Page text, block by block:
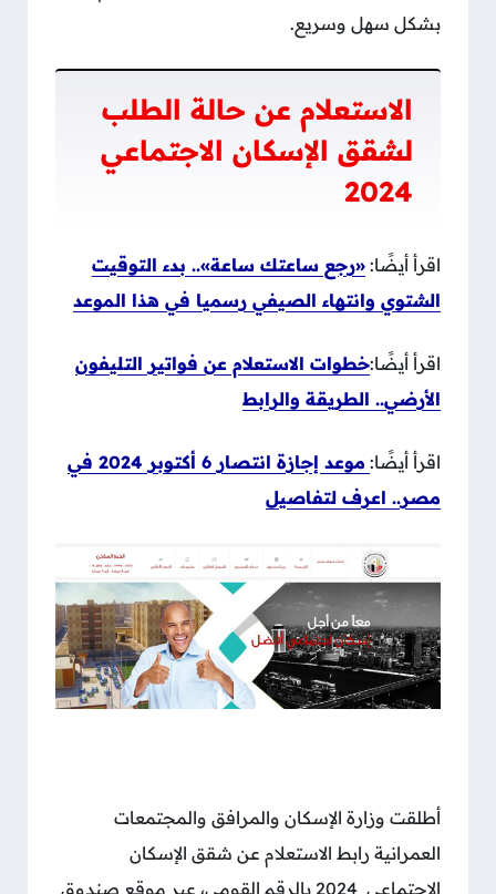
بشكل سهل وسريع.
الاستعلام عن حالة الطلب
لشقق الإسكان الاجتماعي
2024
اقرأ أيضًا: «رجع ساعتك ساعة».. بدء التوقيت
الشتوي وانتهاء الصيفي رسميا في هذا الموعد
اقرأ أيضًا:خطوات الاستعلام عن فواتير التليفون
الأرضي.. الطريقة والرابط
اقرأ أيضًا:
موعد إجازة انتصار 6 أكتوبر 2024 في
مصر.. اعرف لتفاصيل
أطلقت وزارة الإسكان والمرافق والمجتمعات
العمرانية رابط الاستعلام عن شقق الإسكان
الاجتماعي 2024 بالرقم القومي، عبر موقع صندوق